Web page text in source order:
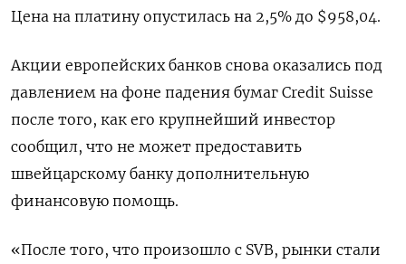
Цена на платину опустилась на 2,5% до $958,04.
Акции европейских банков снова оказались под
давлением на фоне падения бумаг Credit Suisse
после того, как его крупнейший инвестор
сообщил, что не может предоставить
швейцарскому банку дополнительную
финансовую помощь.
«После того, что произошло с SVB, рынки стали